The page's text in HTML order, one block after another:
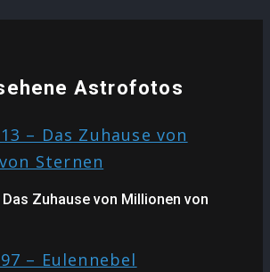
Astrofotos
Zuhause von Millionen von